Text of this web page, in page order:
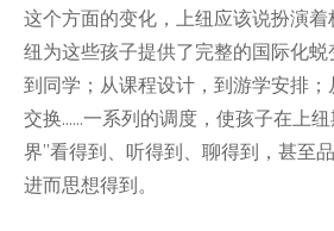
这个方面的变化，上纽应该说扮演
纽为这些孩子提供了完整的国际化蜕
到同学；从课程设计，到游学安排
交换……一系列的调度，使孩子在上
界”看得到、听得到、聊得到，甚至
进而思想得到。